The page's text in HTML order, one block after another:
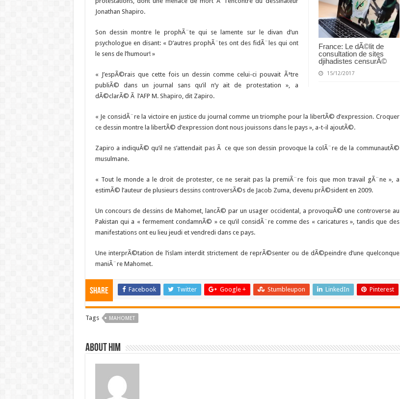
France: Le dÃ©lit de
consultation de sites
djihadistes censurÃ©
15/12/2017
Jonathan Shapiro.
Son dessin montre le prophÃ¨te qui se lamente sur le divan d’un
psychologue en disant: « D’autres prophÃ¨tes ont des fidÃ¨les qui ont
le sens de l’humour! »
« J’espÃ©rais que cette fois un dessin comme celui-ci pouvait Ãªtre
publiÃ© dans un journal sans qu’il n’y ait de protestation », a
dÃ©clarÃ© Ã l’AFP M. Shapiro, dit Zapiro.
« Je considÃ¨re la victoire en justice du journal comme un triomphe pour la libertÃ© d’expression. Croquer
ce dessin montre la libertÃ© d’expression dont nous jouissons dans le pays », a-t-il ajoutÃ©.
Zapiro a indiquÃ© qu’il ne s’attendait pas Ã ce que son dessin provoque la colÃ¨re de la communautÃ©
musulmane.
« Tout le monde a le droit de protester, ce ne serait pas la premiÃ¨re fois que mon travail gÃ¨ne », a
estimÃ© l’auteur de plusieurs dessins controversÃ©s de Jacob Zuma, devenu prÃ©sident en 2009.
Un concours de dessins de Mahomet, lancÃ© par un usager occidental, a provoquÃ© une controverse au
Pakistan qui a « fermement condamnÃ© » ce qu’il considÃ¨re comme des « caricatures », tandis que des
manifestations ont eu lieu jeudi et vendredi dans ce pays.
Une interprÃ©tation de l’islam interdit strictement de reprÃ©senter ou de dÃ©peindre d’une quelconque
maniÃ¨re Mahomet.
Share Facebook Twitter Google + Stumbleupon LinkedIn Pinterest
Tags MAHOMET
About him